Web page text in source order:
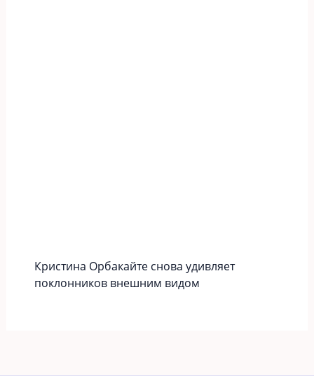
Кристина Орбакайте снова удивляет
поклонников внешним видом